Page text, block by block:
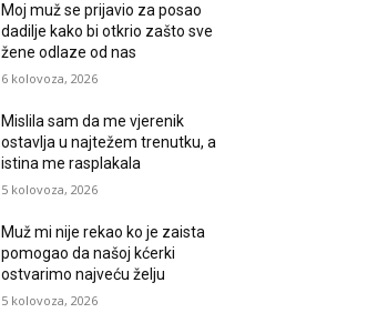
Moj muž se prijavio za posao
dadilje kako bi otkrio zašto sve
žene odlaze od nas
6 kolovoza, 2026
Mislila sam da me vjerenik
ostavlja u najtežem trenutku, a
istina me rasplakala
5 kolovoza, 2026
Muž mi nije rekao ko je zaista
pomogao da našoj kćerki
ostvarimo najveću želju
5 kolovoza, 2026